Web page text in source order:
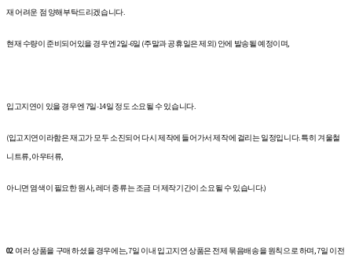
재 어려운 점 양해부탁드리겠습니다.
현재 수량이 준비되어있을 경우엔 2일-6일 (주말과 공휴일은 제외) 안에 발송될 예정이며,
입고지연이 있을 경우엔 7일-14일 정도 소요될 수 있습니다.
(입고지연이라함은 재고가 모두 소진되어 다시 제작에 들어가서 제작에 걸리는 일정입니다. 특히 겨울철
니트류, 아우터류,
아니면 염색이 필요한 원사, 레더 종류는 조금 더 제작기간이 소요될 수 있습니다.)
02여러 상품을 구매 하셨을 경우에는, 7일 이내 입고지연 상품은 전제 묶음배송을 원칙으로 하며, 7일 이전